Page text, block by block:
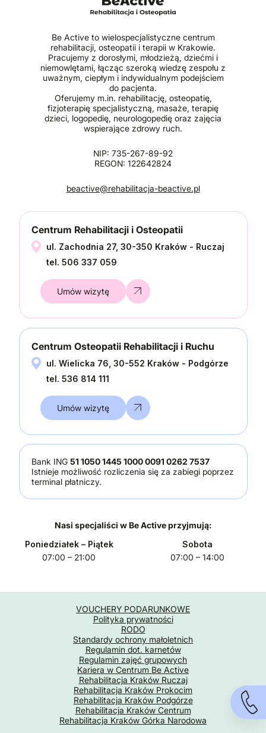
Be Active to wielospecjalistyczne centrum
rehabilitacji, osteopatii i terapii w Krakowie.
Pracujemy z dorosłymi, młodzieżą, dziećmi i
niemowlętami, łącząc szeroką wiedzę zespołu z
uważnym, ciepłym i indywidualnym podejściem
do pacjenta.
Oferujemy m.in. rehabilitację, osteopatię,
fizjoterapię specjalistyczną, masaże, terapię
dzieci, logopedię, neurologopedię oraz zajęcia
wspierające zdrowy ruch.
NIP: 735-267-89-92
REGON: 122642824
beactive@rehabilitacja-beactive.pl
Centrum Rehabilitacji i Osteopatii
ul. Zachodnia 27, 30-350 Kraków - Ruczaj
tel. 506 337 059
Umów wizytę
Centrum Osteopatii Rehabilitacji i Ruchu
ul. Wielicka 76, 30-552 Kraków - Podgórze
tel. 536 814 111
Umów wizytę
Bank ING 51 1050 1445 1000 0091 0262 7537
Istnieje możliwość rozliczenia się za zabiegi poprzez
terminal płatniczy.
Nasi specjaliści w Be Active przyjmują:
Poniedziałek – Piątek
07:00 – 21:00
Sobota
07:00 – 14:00
VOUCHERY PODARUNKOWE
Polityka prywatności
RODO
Standardy ochrony małoletnich
Regulamin dot. karnetów
Regulamin zajęć grupowych
Kariera w Centrum Be Active
Rehabilitacja Kraków Ruczaj
Rehabilitacja Kraków Prokocim
Rehabilitacja Kraków Podgórze
Rehabilitacja Kraków Centrum
Rehabilitacja Kraków Górka Narodowa